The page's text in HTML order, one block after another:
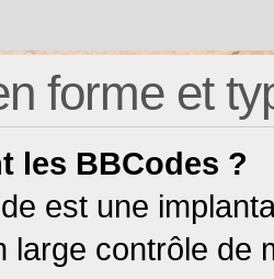
forme et
les BBCodes ?
est une
large contrôle de